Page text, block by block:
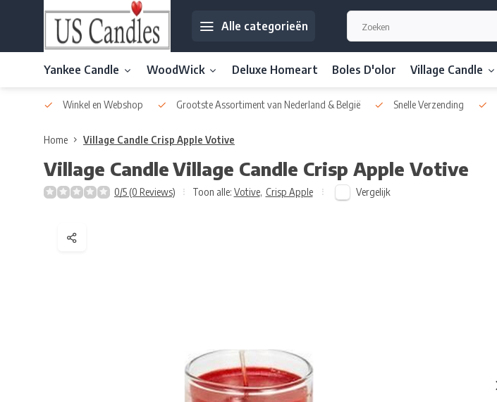
Alle categorieën
Yankee Candle WoodWick Deluxe Homeart Boles D'olor Village Candle
Winkel en Webshop Grootste Assortiment van Nederland & België Snelle Verzending
Home Village Candle Crisp Apple Votive
Village CandleVillage Candle Crisp Apple Votive
0/5 (0 Reviews) Toon alle: Votive, Crisp Apple Vergelijk